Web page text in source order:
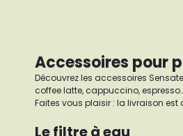
Accessoires pour
Découvrez les accessoires
coffee latte, cappuccino,
Faites vous plaisir : la livraison est
Le filtre à eau